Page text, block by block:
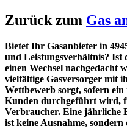
Zurück zum Gas
Bietet Ihr Gasanbieter in
und Leistungsverhältnis? Ist
einen Wechsel nachgedacht
vielfältige Gasversorger mit
Wettbewerb sorgt, sofern
Kunden durchgeführt wird,
Verbraucher. Eine jährliche
ist keine Ausnahme, sondern